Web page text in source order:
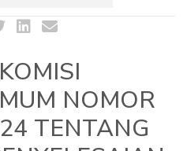
NOMOR
TENTANG